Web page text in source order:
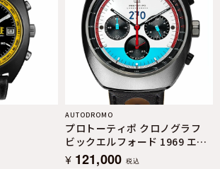
AUTODROMO
プロトーティポ クロノグラフ
ビックエルフォード 1969 エデ
ィション
¥ 121,000 税込